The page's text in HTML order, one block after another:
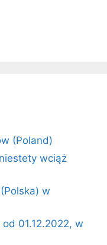
(Poland)
wciąż
w
01.12.2022, w